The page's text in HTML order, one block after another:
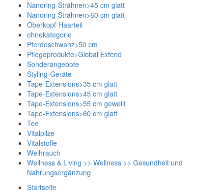
Nanoring-Strähnen>45 cm glatt
Nanoring-Strähnen>60 cm glatt
Oberkopf-Haarteil
ohnekategorie
Pferdeschwanz>50 cm
Pflegeprodukte>Global Extend
Sonderangebote
Styling-Geräte
Tape-Extensions>35 cm glatt
Tape-Extensions>45 cm glatt
Tape-Extensions>55 cm gewellt
Tape-Extensions>60 cm glatt
Tee
Vitalpilze
Vitalstoffe
Weihrauch
Wellness & Living >> Wellness >> Gesundheit und
Nahrungsergänzung
Startseite